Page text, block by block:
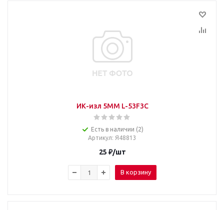
ИК-изл 5MM L-53F3C
Есть в наличии (2)
Артикул: Я48813
25 ₽/шт
В корзину